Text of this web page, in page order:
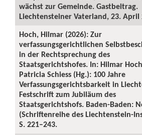
wächst zur Gemeinde. Gastbeitrag.
Liechtensteiner Vaterland, 23. April
Hoch, Hilmar (2026): Zur
verfassungsgerichtlichen
in der Rechtsprechung des
Staatsgerichtshofes. In: Hilmar
Patricia Schiess (Hg.): 100 Jahre
Verfassungsgerichtsbarkeit in
Festschrift zum Jubiläum des
Staatsgerichtshofs. Baden-Baden:
(Schriftenreihe des Liechtenstein-
S. 221–243.